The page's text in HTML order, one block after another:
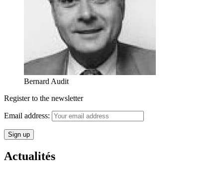
Bernard Audit
Register to the newsletter
Email address:
Actualités